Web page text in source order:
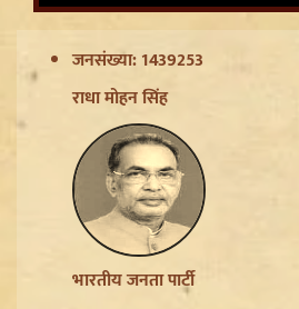
Jharkhand JPSC JSSC Protest:
आंदोलन, Rahul Gandhi ने छात्रों को
जनसंख्या: 1439253
राधा मोहन सिंह
भारतीय जनता पार्टी